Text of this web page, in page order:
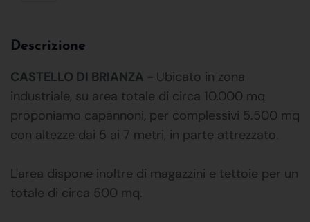
Descrizione
CASTELLO DI BRIANZA - Ubicato in zona
industriale, su area totale di circa 10.000 mq
proponiamo capannoni, per complessivi 5.500 mq
con altezze dai 5 ai 7 metri, in parte attrezzato.
L'area dispone inoltre di magazzini e tettoie per un
totale di circa 500 mq.